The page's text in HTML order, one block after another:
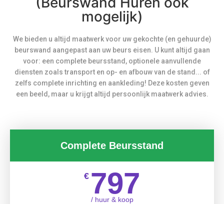
mogelijk)
We bieden u altijd maatwerk voor uw gekochte (en gehuurde)
beurswand aangepast aan uw beurs eisen. U kunt altijd gaan
voor: een complete beursstand, optionele aanvullende
diensten zoals transport en op- en afbouw van de stand... of
zelfs complete inrichting en aankleding! Deze kosten geven
een beeld, maar u krijgt altijd persoonlijk maatwerk advies.
Complete Beursstand
€ 797
/ huur & koop